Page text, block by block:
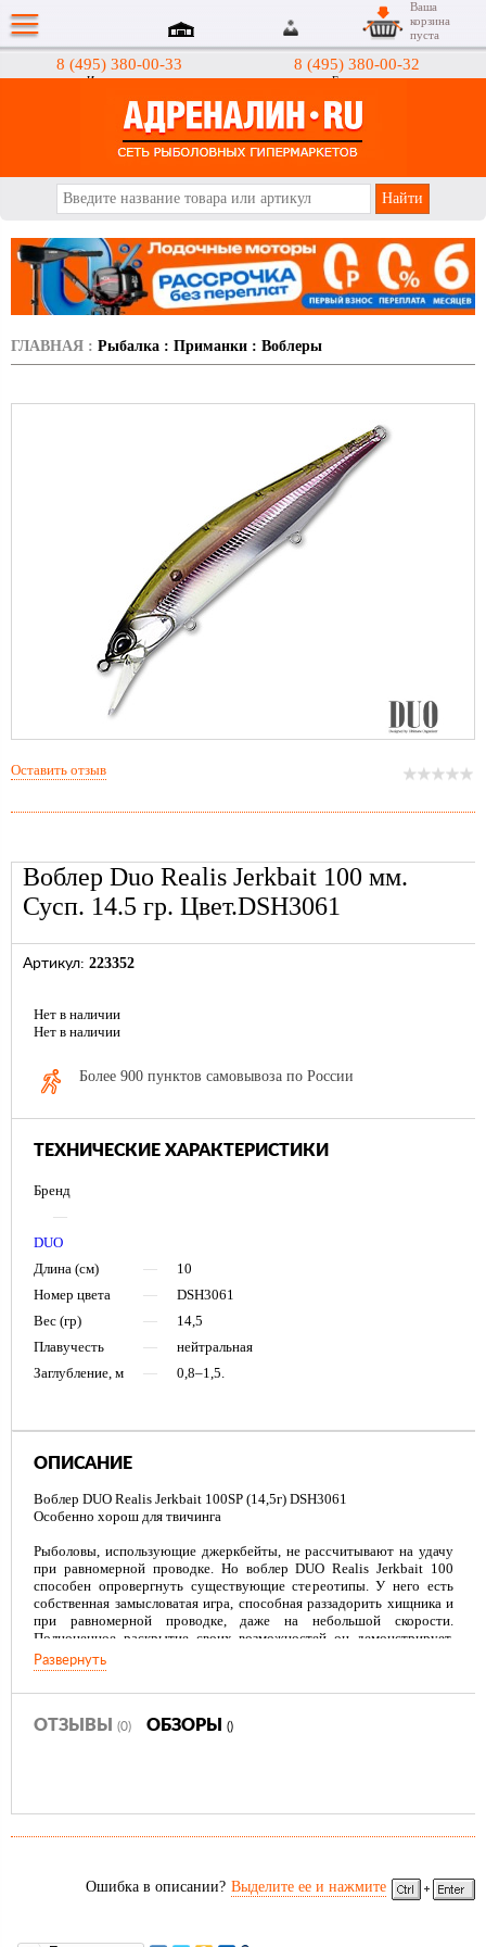
8 (495) 380-00-33
Интернет-магазин
8 (495) 380-00-32
Гипермаркеты
Ваша
корзина
пуста
ГЛАВНАЯ : Рыбалка : Приманки : Воблеры
Воблер Duo Realis Jerkbait 100 мм.
Сусп. 14.5 гр. Цвет.DSH3061
Артикул: 223352
Нет в наличии
Нет в наличии
Более 900 пунктов самовывоза по России
ТЕХНИЧЕСКИЕ ХАРАКТЕРИСТИКИ
Бренд
—
DUO
Длина (см)
—
10
Номер цвета
—
DSH3061
Вес (гр)
—
14,5
Плавучесть
—
нейтральная
Заглубление, м
— 0,8–1,5.
ОПИСАНИЕ
Воблер DUO Realis Jerkbait 100SP (14,5г) DSH3061
Особенно хорош для твичинга
Рыболовы, использующие джеркбейты, не рассчитывают на удачу
при равномерной проводке. Но воблер DUO Realis Jerkbait 100
способен опровергнуть существующие стереотипы. У него есть
собственная замысловатая игра, способная раззадорить хищника и
при равномерной проводке, даже на небольшой скорости.
Полноценное раскрытие своих возможностей он демонстрирует,
когда отзывается на разнообразные рывки удилища. Вариации
твичинга каждый подбирает самостоятельно. Лучше делать это
заблаговременно, проводя приманку по мелководью.
несколько подходящих вам вариантов анимации воблера.
лучших производителей воблеров и в Японии и среди лучших
100F (13,7г) A510Воблер DUO Realis Jerkbait 100F (13,7г)
D13Воблер DUO Realis Jerkbait 100F (13,7г) D154
Развернуть
ОТЗЫВЫ (0) ОБЗОРЫ ()
Оставить отзыв
Ошибка в описании? Выделите ее и нажмите